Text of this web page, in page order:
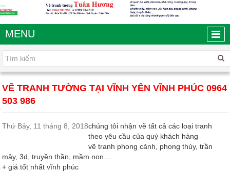
MENU
VẼ TRANH TƯỜNG TẠI VĨNH YÊN VĨNH PHÚC 0964
503 986
Thứ Bảy, 11 tháng 8, 2018chúng tôi nhận vẽ tất cả các loại tranh
theo yêu cầu của quý khách hàng
vẽ tranh phong cảnh, phong thủy, trần
mây, 3d, truyền thần, mầm non....
+ giá tốt nhất vĩnh phúc